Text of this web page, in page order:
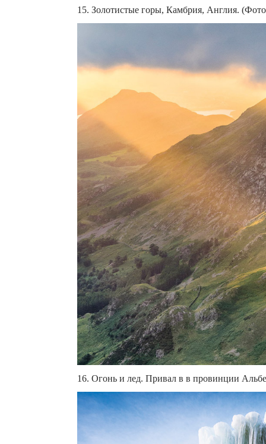
15. Золотистые горы, Камбрия, Англия.
16. Огонь и лед. Привал в в провинции